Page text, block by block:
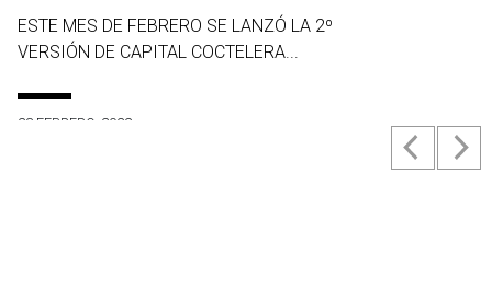
ESTE MES DE FEBRERO SE LANZÓ LA 2º
VERSIÓN DE CAPITAL COCTELERA...
23 FEBRERO, 2022